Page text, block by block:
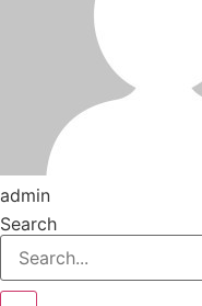
admin
Search